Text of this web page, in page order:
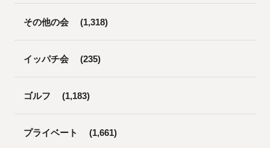
その他の会 (1,318)
イッパチ会 (235)
ゴルフ (1,183)
プライベート (1,661)